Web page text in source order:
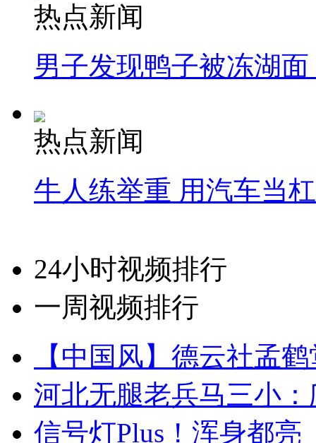
热点新闻
男子发现鸭子被冻湖
热点新闻
牛人练举重 用汽车当
24小时视频排行
一周视频排行
【中国风】德云社孟
河北无腿老兵马三小
信号灯Plus！浑身都亮